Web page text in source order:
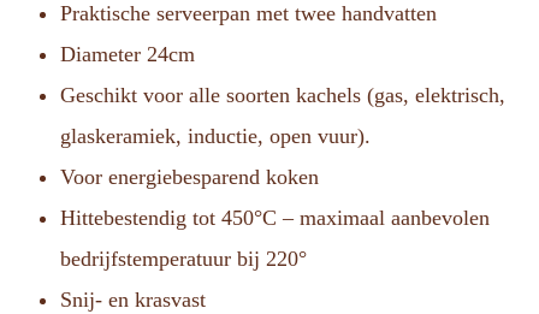
Praktische serveerpan met twee handvatten
Diameter 24cm
Geschikt voor alle soorten kachels (gas, elektrisch,
glaskeramiek, inductie, open vuur).
Voor energiebesparend koken
Hittebestendig tot 450°C – maximaal aanbevolen
bedrijfstemperatuur bij 220°
Snij- en krasvast